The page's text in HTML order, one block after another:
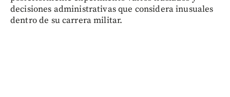
decisiones administrativas que considera inusuales
dentro de su carrera militar.